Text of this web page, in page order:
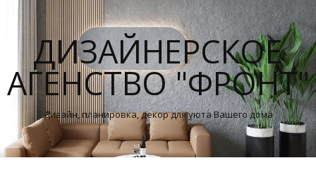
ДИЗАЙНЕРСКОЕ
АГЕНСТВО "ФРОНТ"
Дизайн, планировка, декор для уюта Вашего дома